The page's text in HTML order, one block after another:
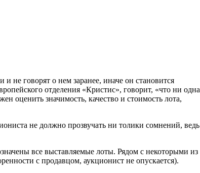
не говорят о нем заранее, иначе он становится
отделения «Кристис», говорит, «что ни одна
оценить значимость, качество и стоимость лота,
не должно прозвучать ни толики сомнений, ведь
все выставляемые лоты. Рядом с некоторыми из
с продавцом, аукционист не опускается).